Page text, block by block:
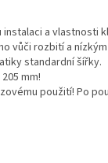
a vlastnosti
vůči rozbití a
standardní šířky.
mm!
použití! Po